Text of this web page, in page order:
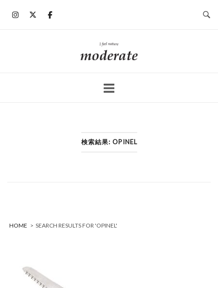
ホ
ー
検索結果: OPINEL
HOME > SEARCH RESULTS FOR 'OPINEL'